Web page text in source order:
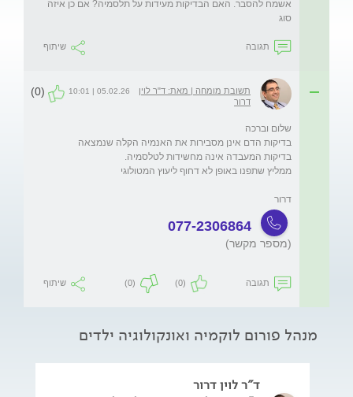
אשמח להסבר. האם הבדיקות מעידות על תלסמיה? אם כן איזה
סוג
תגובה שיתוף
תשובת מומחה | מאת: ד"ר לוין
דרור
05.02.26 | 10:01
(0)
דרור
077-2306864
(מספר מקשר)
תגובה (0)
(0) שיתוף
מנהל פורום לוקמיה ואונקולוגיה ילדים
ד"ר לוין דרור